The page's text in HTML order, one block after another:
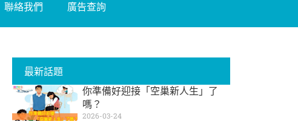
聯絡我們 廣告查詢
最新話題
你準備好迎接「空巢新人生」了
嗎？
2026-03-24